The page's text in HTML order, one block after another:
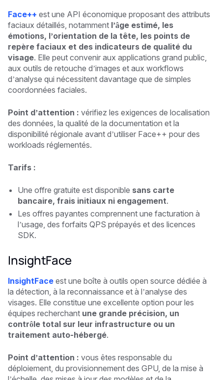
Face++ est une API économique proposant des attributs
faciaux détaillés, notamment l’âge estimé, les
émotions, l’orientation de la tête, les points de
repère faciaux et des indicateurs de qualité du
visage. Elle peut convenir aux applications grand public,
aux outils de retouche d’images et aux workflows
d’analyse qui nécessitent davantage que de simples
coordonnées faciales.
Point d’attention : vérifiez les exigences de localisation
des données, la qualité de la documentation et la
disponibilité régionale avant d’utiliser Face++ pour des
workloads réglementés.
Tarifs :
Une offre gratuite est disponible sans carte
bancaire, frais initiaux ni engagement.
Les offres payantes comprennent une facturation à
l’usage, des forfaits QPS prépayés et des licences
SDK.
InsightFace
InsightFace est une boîte à outils open source dédiée à
la détection, à la reconnaissance et à l’analyse des
visages. Elle constitue une excellente option pour les
équipes recherchant une grande précision, un
contrôle total sur leur infrastructure ou un
traitement auto-hébergé.
Point d’attention : vous êtes responsable du
déploiement, du provisionnement des GPU, de la mise à